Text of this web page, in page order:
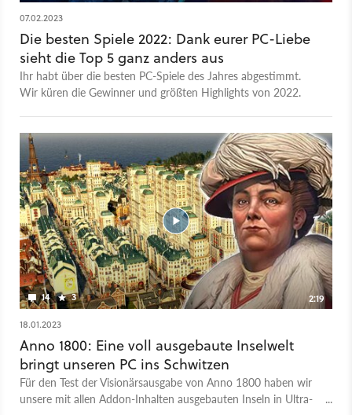
07.02.2023
Die besten Spiele 2022: Dank eurer PC-Liebe
sieht die Top 5 ganz anders aus
Ihr habt über die besten PC-Spiele des Jahres abgestimmt.
Wir küren die Gewinner und größten Highlights von 2022.
14 3
2:19
18.01.2023
Anno 1800: Eine voll ausgebaute Inselwelt
bringt unseren PC ins Schwitzen
Für den Test der Visionärsausgabe von Anno 1800 haben wir
unsere mit allen Addon-Inhalten ausgebauten Inseln in Ultra-